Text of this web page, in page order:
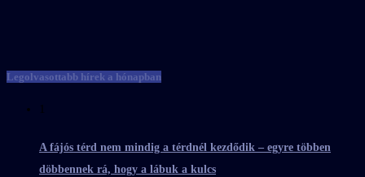
Legolvasottabb hírek a hónapban
1
A fájós térd nem mindig a térdnél kezdődik – egyre többen
döbbennek rá, hogy a lábuk a kulcs